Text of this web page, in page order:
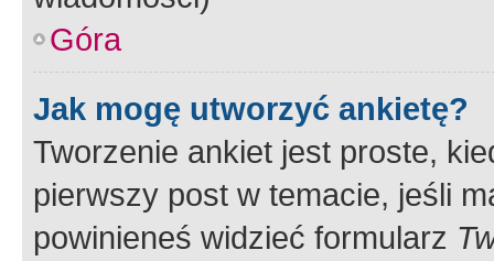
Góra
Jak mogę utworzyć ankietę?
Tworzenie ankiet jest proste,
pierwszy post w temacie, jeśli
powinieneś widzieć formularz